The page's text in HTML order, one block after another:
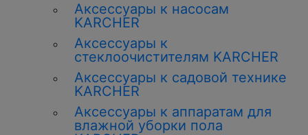
Аксессуары к насосам
KARCHER
Аксессуары к
стеклоочистителям KARCHER
Аксессуары к садовой технике
KARCHER
Аксессуары к аппаратам для
влажной уборки пола